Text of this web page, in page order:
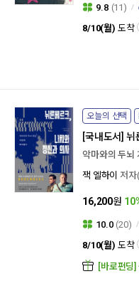
9.8 (11)
8/10(월) 도착
오늘의 선택
[국내도서] 뉘
악마와의 두뇌
잭 엘하이 저자
16,200원
10.0 (20)
8/10(월) 도착
[바로펀딩